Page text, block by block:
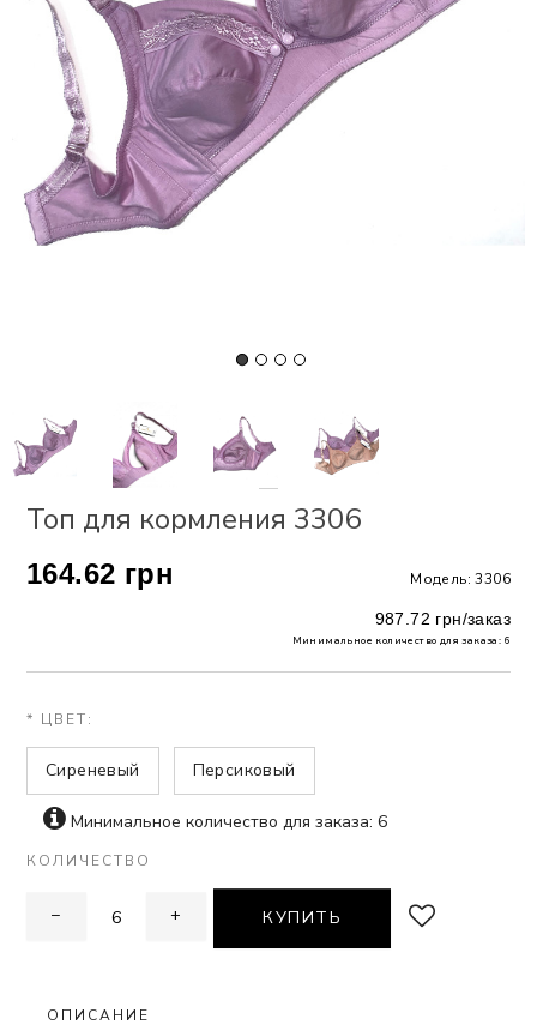
Топ для кормления 3306
164.62 грн Модель: 3306
987.72 грн/заказ
Минимальное количество для заказа: 6
* ЦВЕТ:
Сиреневый Персиковый
Минимальное количество для заказа: 6
КОЛИЧЕСТВО
− + КУПИТЬ
ОПИСАНИЕ